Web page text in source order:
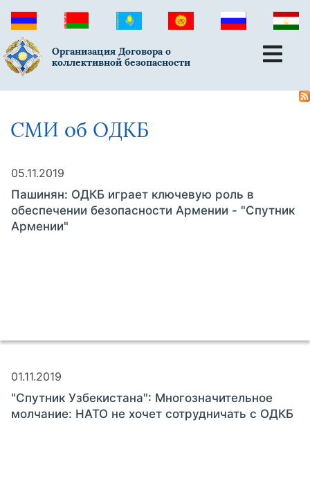
Организация Договора о
коллективной безопасности
СМИ об ОДКБ
05.11.2019
Пашинян: ОДКБ играет ключевую роль в
обеспечении безопасности Армении - "Спутник
Армении"
01.11.2019
"Спутник Узбекистана": Многозначительное
молчание: НАТО не хочет сотрудничать с ОДКБ